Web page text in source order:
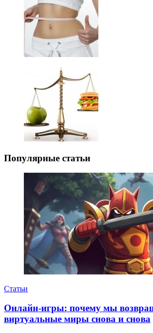
Популярные статьи
Статьи
Онлайн-игры: почему мы
виртуальные миры снова и снова